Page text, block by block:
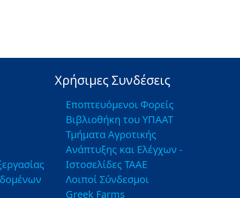
Χρήσιμες Συνδέσεις
Εποπτευόμενοι Φορείς
Βιβλιοθήκη του ΥΠΑΑΤ
Τμήματα Αγροτικής
Ανάπτυξης και Ελέγχων -
Ιστοσελίδες ΤΑΑΕ
Λοιποί Σύνδεσμοι
Greek Farms